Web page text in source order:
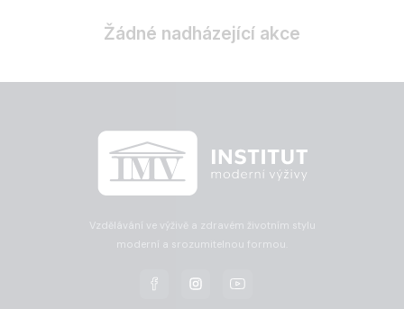
Žádné nadházející akce
Vzdělávání ve výživě a zdravém životním stylu
moderní a srozumitelnou formou.